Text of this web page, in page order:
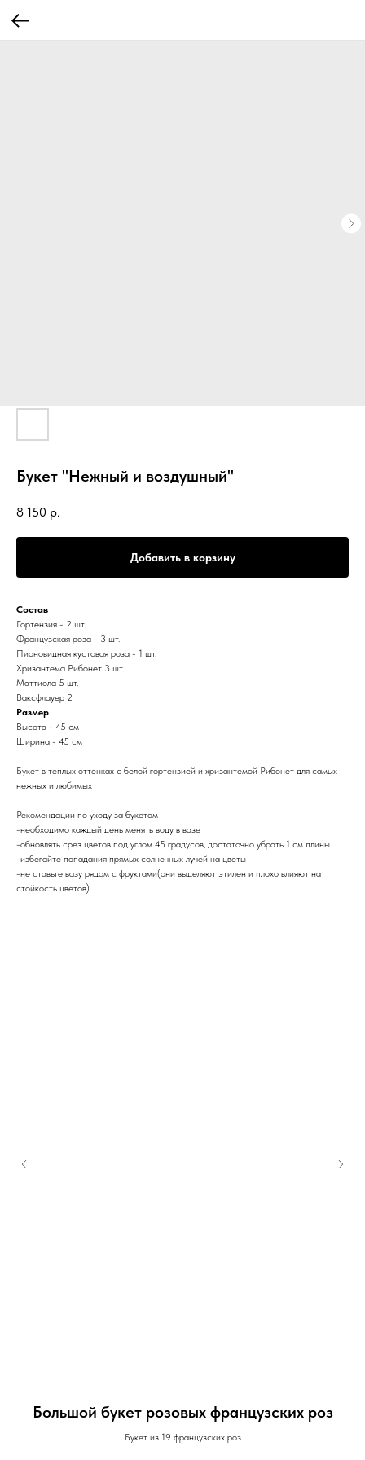
Букет "Нежный и воздушный"
8 150 р.
Добавить в корзину
Состав
Гортензия - 2 шт.
Французская роза - 3 шт.
Пионовидная кустовая роза - 1 шт.
Хризантема Рибонет 3 шт.
Маттиола 5 шт.
Ваксфлауер 2
Размер
Высота - 45 см
Ширина - 45 см
Букет в теплых оттенках с белой гортензией и хризантемой Рибонет для самых
нежных и любимых
Рекомендации по уходу за букетом
-необходимо каждый день менять воду в вазе
-обновлять срез цветов под углом 45 градусов, достаточно убрать 1 см длины
-избегайте попадания прямых солнечных лучей на цветы
-не ставьте вазу рядом с фруктами(они выделяют этилен и плохо влияют на
стойкость цветов)
Большой букет розовых французских роз
Букет из 19 французских роз